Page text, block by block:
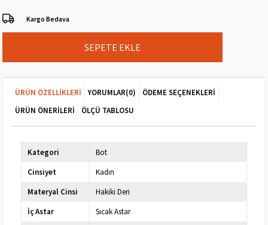
Kargo Bedava
ÜRÜN ÖZELLIKLERI YORUMLAR(0)
ÖDEME SEÇENEKLERI
ÜRÜN ÖNERILERI
ÖLÇÜ TABLOSU
Kategori
Bot
Cinsiyet
Kadın
Materyal Cinsi
Hakiki Deri
İç Astar
Sıcak Astar